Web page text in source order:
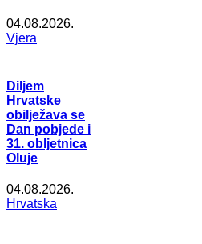
04.08.2026.
Vjera
Diljem
Hrvatske
obilježava se
Dan pobjede i
31. obljetnica
Oluje
04.08.2026.
Hrvatska